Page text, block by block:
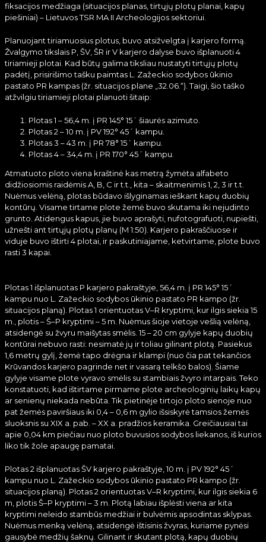
fiksacijos medžiaga (situacijos planas, tirtųjų plotų planai, kapų
piešiniai) – Lietuvos TSR MA II Archeologijos sektoriui.
Planuojant tiriamuosius plotus, buvo atsižvelgta į karjero formą.
Žvalgymo tikslais P, ŠV, ŠR ir V karjero dalyse buvo išplanuoti 4
tiriamieji plotai. Kad būtų galima tiksliau nustatyti tirtųjų plotų
padėtį, prisirišimo tašku paimtas L. Zažeckio sodybos ūkinio
pastato PR kampas (žr. situacijos plane „32.06.“). Taigi, šio taško
atžvilgiu tiriamieji plotai planuoti šitaip:
Plotas 1 – 56,4 m. į PR 145° 15´ šiaurės azimuto.
Plotas 2 – 10 m. į PV 192° 45´ kampu.
Plotas 3 – 43 m. į PR 78° 15´ kampu.
Plotas 4 – 34,4 m. į PR 170° 45´ kampu.
Atmatuoto ploto viena kraštinė kas metrą žymėta alfabeto
didžiosiomis raidėmis A, B, C ir t.t., kita – skaitmenimis 1, 2, 3 ir t.t.
Nuėmus velėną, plotas būdavo išlyginamas ieškant kapų duobių
kontūrų. Visame tirtame plote žemė buvo skutama iki nejudinto
grunto. Atidengus kapus, jie buvo aprašyti, nufotografuoti, nupiešti,
užnešti ant tirtųjų plotų planų (M 1:50). Karjero pakraščiuose ir
viduje buvo ištirti 4 plotai, ir paskutiniajame, ketvirtame, plote buvo
rasti 3 kapai.
Plotas 1 išplanuotas P karjero pakraštyje, 56,4 m. į PR 145° 15´
kampu nuo L. Zažeckio sodybos ūkinio pastato PR kampo (žr.
situacijos planą). Plotas 1 orientuotas V–R kryptimi, kur ilgis siekia 15
m., plotis – Š–P kryptimi – 5 m. Nuėmus šioje vietoje vešlią velėną,
atsidengė su žvyru maišytas smėlis. 15 – 20 cm gylyje kapų duobių
kontūrai nebuvo rasti: nesimatė jų ir toliau gilinant plotą. Pasiekus
1,6 metrų gylį, žemė tapo drėgna ir klampi (nuo čia pat tekančios
Krūvandos karjero pagrinde net ir vasarą telkšo balos). Šiame
gylyje visame plote vyravo smėlis su stambiais žvyro intarpais. Teko
konstatuoti, kad ištirtame pirmame plote archeologinių laikų kapų
ar senienų niekada nebūta. Tik pietinėje tirtojo ploto sienoje nuo
pat žemės paviršiaus iki 0,4 – 0,6 m gylio išsiskyrė tamsios žemės
sluoksnis su XIX a. pab. – XX a. pradžios keramika. Greičiausiai tai
apie 0,04 km piečiau nuo ploto buvusios sodybos liekanos, iš kurios
liko tik žole apaugę pamatai.
Plotas 2 išplanuotas ŠV karjero pakraštyje, 10 m. į PV 192° 45´
kampu nuo L. Zažeckio sodybos ūkinio pastato PR kampo (žr.
situacijos planą). Plotas 2 orientuotas V–R kryptimi, kur ilgis siekia 6
m, plotis Š–P kryptimi – 3 m. Plotą labiau išplėsti viena ar kita
kryptimi neleido stambūs medžiai ir bulvėmis apsodintas sklypas.
Nuėmus menką velėną, atsidengė ištisinis žvyras, kuriame pynėsi
gausybė medžių šaknų. Gilinant ir skutant plotą, kapų duobių